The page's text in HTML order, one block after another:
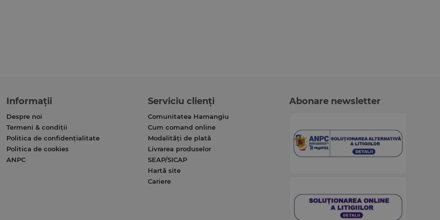
Informații
Despre noi
Termeni & condiții
Politica de confidențialitate
Politica de cookies
ANPC
Serviciu clienți
Comunitatea Hamangiu
Cum comand online
Modalități de plată
Livrarea produselor
SEAP/SICAP
Hartă site
Cariere
Abonare newsletter